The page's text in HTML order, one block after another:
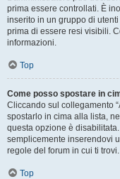
prima essere controllati. È
inserito in un gruppo di
prima di essere resi visibili.
informazioni.
Top
Come posso spostare in
Cliccando sul collegamento
spostarlo in cima alla lista,
questa opzione è
semplicemente inserendovi
regole del forum in cui ti trovi.
Top